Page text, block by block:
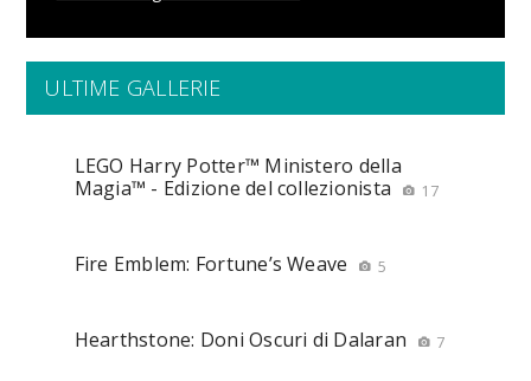
ULTIME GALLERIE
LEGO Harry Potter™ Ministero della
Magia™ - Edizione del collezionista
17
Fire Emblem: Fortune’s Weave 5
Hearthstone: Doni Oscuri di Dalaran 7